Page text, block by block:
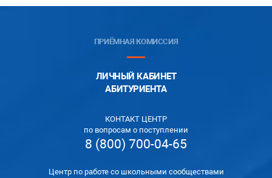
ПРИЁМНАЯ КОМИССИЯ
ЛИЧНЫЙ КАБИНЕТ
АБИТУРИЕНТА
КОНТАКТ ЦЕНТР
по вопросам о поступлении
8 (800) 700-04-65
Центр по работе со школьными сообществами